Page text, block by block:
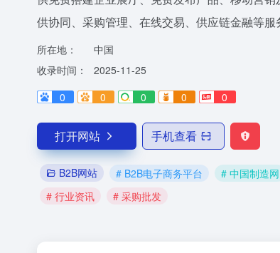
供协同、采购管理、在线交易、供应链金融等服
所在地：
中国
收录时间：
2025-11-25
0
0 0 0 0
打开网站 手机查看
B2B网站 # B2B电子商务平台 # 中国制造网
# 行业资讯
# 采购批发